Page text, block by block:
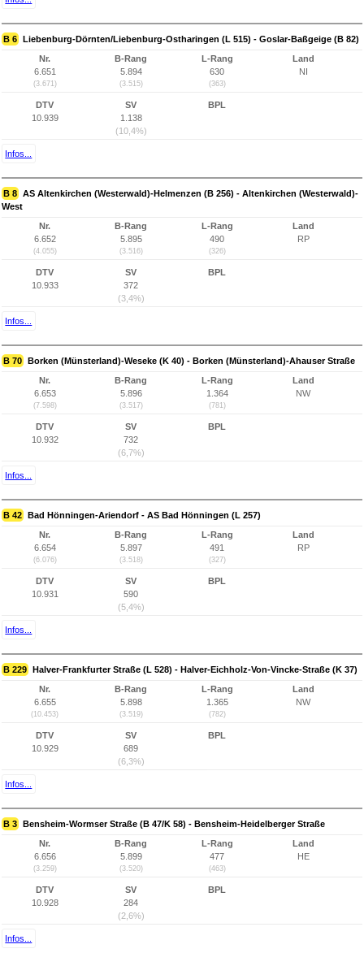
B 6 Liebenburg-Dörnten/Liebenburg-Ostharingen (L 515) - Goslar-Baßgeige (B 82)
Nr.
6.651
(3.671)
B-Rang
5.894
(3.515)
L-Rang
630
(363)
Land
NI
DTV
10.939
SV
1.138
(10,4%)
BPL
Infos...
B 8 AS Altenkirchen (Westerwald)-Helmenzen (B 256) - Altenkirchen (Westerwald)-
West
Nr.
6.652
(4.055)
B-Rang
5.895
(3.516)
L-Rang
490
(326)
Land
RP
DTV
10.933
SV
372
(3,4%)
BPL
Infos...
B 70 Borken (Münsterland)-Weseke (K 40) - Borken (Münsterland)-Ahauser Straße
Nr.
6.653
(7.598)
B-Rang
5.896
(3.517)
L-Rang
1.364
(781)
Land
NW
DTV
10.932
SV
732
(6,7%)
BPL
Infos...
B 42 Bad Hönningen-Ariendorf - AS Bad Hönningen (L 257)
Nr.
6.654
(6.076)
B-Rang
5.897
(3.518)
L-Rang
491
(327)
Land
RP
DTV
10.931
SV
590
(5,4%)
BPL
Infos...
B 229 Halver-Frankfurter Straße (L 528) - Halver-Eichholz-Von-Vincke-Straße (K 37)
Nr.
6.655
(10.453)
B-Rang
5.898
(3.519)
L-Rang
1.365
(782)
Land
NW
DTV
10.929
SV
689
(6,3%)
BPL
Infos...
B 3 Bensheim-Wormser Straße (B 47/K 58) - Bensheim-Heidelberger Straße
Nr.
6.656
(3.259)
B-Rang
5.899
(3.520)
L-Rang
477
(463)
Land
HE
DTV
10.928
SV
284
(2,6%)
BPL
Infos...